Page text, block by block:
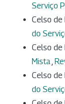
Serviço
Celso de
do
Celso de
Mista,
Celso de
do